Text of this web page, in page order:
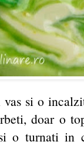
vas si o
doar o
o turnati in